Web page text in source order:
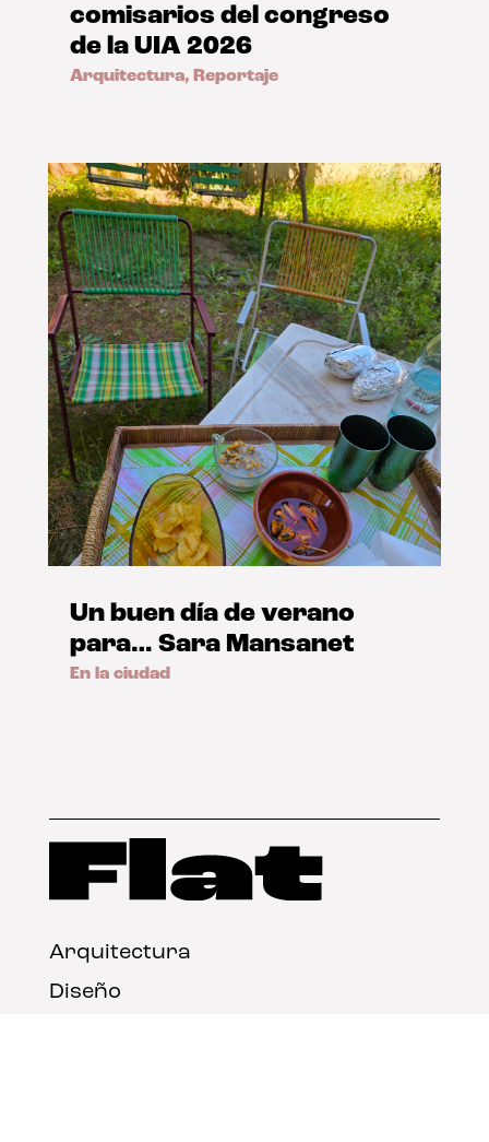
comisarios del congreso
de la UIA 2026
Arquitectura, Reportaje
Un buen día de verano
para… Sara Mansanet
En la ciudad
Arquitectura
Diseño